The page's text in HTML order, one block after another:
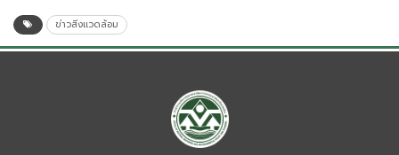
ข่าวสิ่งแวดล้อม